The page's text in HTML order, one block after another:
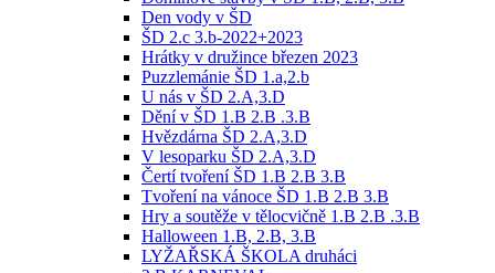
Den vody v ŠD
ŠD 2.c 3.b-2022+2023
Hrátky v družince březen 2023
Puzzlemánie ŠD 1.a,2.b
U nás v ŠD 2.A,3.D
Dění v ŠD 1.B 2.B .3.B
Hvězdárna ŠD 2.A,3.D
V lesoparku ŠD 2.A,3.D
Čertí tvoření ŠD 1.B 2.B 3.B
Tvoření na vánoce ŠD 1.B 2.B 3.B
Hry a soutěže v tělocvičně 1.B 2.B .3.B
Halloween 1.B, 2.B, 3.B
LYŽAŘSKÁ ŠKOLA druháci